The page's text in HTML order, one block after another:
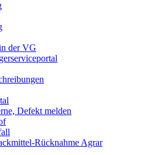
der VG
Defekt melden
Rücknahme Agrar